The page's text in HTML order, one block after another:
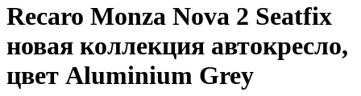
Recaro Monza Nova 2 Seatfix
новая коллекция автокресло,
цвет Aluminium Grey